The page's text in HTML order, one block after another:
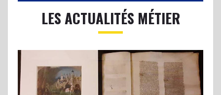
LES ACTUALITÉS MÉTIER